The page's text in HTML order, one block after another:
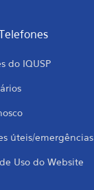
do IQUSP
úteis/emergências
Uso do Website